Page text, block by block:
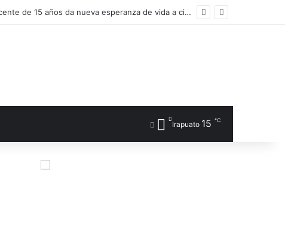
Realiza IMSS León procuración multiorgánica número ocho del año; adolescente de 15 años da nueva esperanza de vida a cinco personas
Irapuato 15 ℃